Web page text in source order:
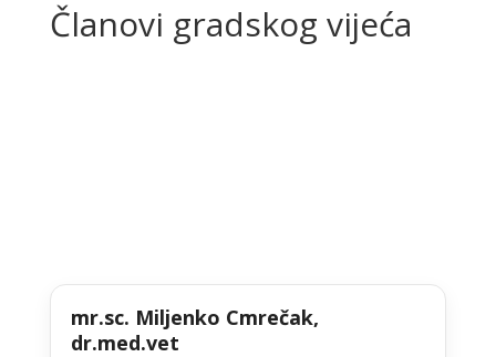
Članovi gradskog vijeća
mr.sc. Miljenko Cmrečak,
dr.med.vet